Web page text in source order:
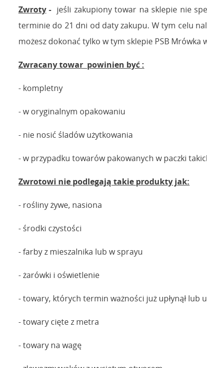
Zwroty - jeśli zakupiony towar na sklepie nie
terminie do 21 dni od daty zakupu. W tym celu
możesz dokonać tylko w tym sklepie PSB Mrówka
Zwracany towar powinien być :
- kompletny
- w oryginalnym opakowaniu
- nie nosić śladów użytkowania
- w przypadku towarów pakowanych w paczki
Zwrotowi nie podlegają takie produkty jak:
- rośliny żywe, nasiona
- środki czystości
- farby z mieszalnika lub w sprayu
- żarówki i oświetlenie
- towary, których termin ważności już upłynął lub
- towary cięte z metra
- towary na wagę